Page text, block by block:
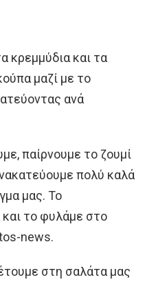
κρεμμύδια και τα
μαζί με το
ανά
παίρνουμε το ζουμί
πολύ καλά
μας. Το
το φυλάμε στο
news.
στη σαλάτα μας